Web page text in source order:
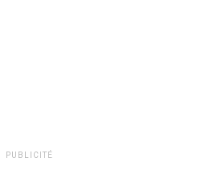
PUBLICITÉ